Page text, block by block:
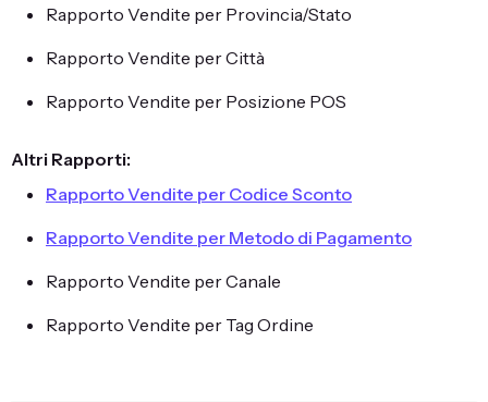
Rapporto Vendite per Provincia/Stato
Rapporto Vendite per Città
Rapporto Vendite per Posizione POS
Altri Rapporti:
Rapporto Vendite per Codice Sconto
Rapporto Vendite per Metodo di Pagamento
Rapporto Vendite per Canale
Rapporto Vendite per Tag Ordine